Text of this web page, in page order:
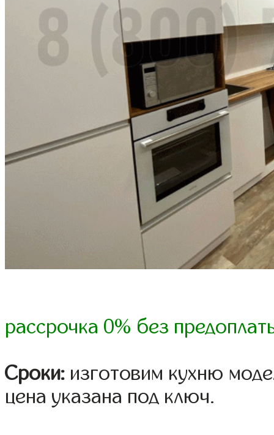
рассрочка 0% без
Сроки: изготовим кухню
цена указана под ключ.